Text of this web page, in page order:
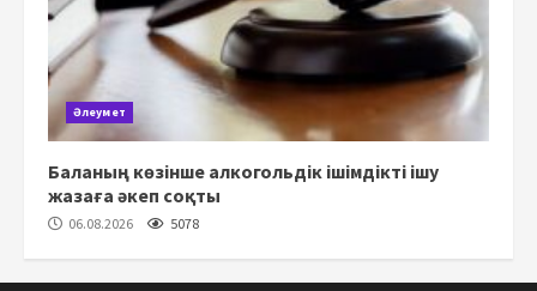
Әлеумет
Баланың көзінше алкогольдік ішімдікті ішу
жазаға әкеп соқты
06.08.2026 5078